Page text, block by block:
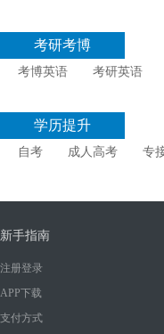
考研考博
考博英语 考研英语
学历提升
自考 成人高考 专
新手指南
注册登录
APP下载
支付方式